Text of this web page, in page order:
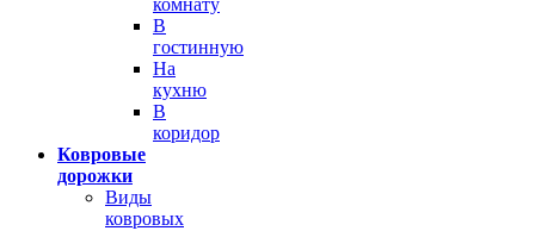
В
гостинную
На
кухню
В
коридор
Ковровые
дорожки
Виды
ковровых